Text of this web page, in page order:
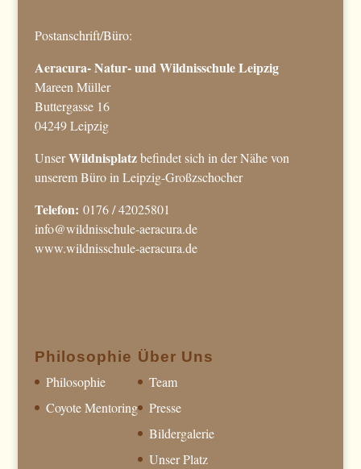
Postanschrift/Büro:
Aeracura- Natur- und Wildnisschule Leipzig
Mareen Müller
Buttergasse 16
04249 Leipzig
UnserWildnisplatzbefindet sich in der Nähe von
unserem Büro in Leipzig-Großzschocher
Telefon: 0176 / 42025801
info@wildnisschule-aeracura.de
www.wildnisschule-aeracura.de
Philosophie
Philosophie
Coyote Mentoring
Über Uns
Team
Presse
Bildergalerie
Unser Platz